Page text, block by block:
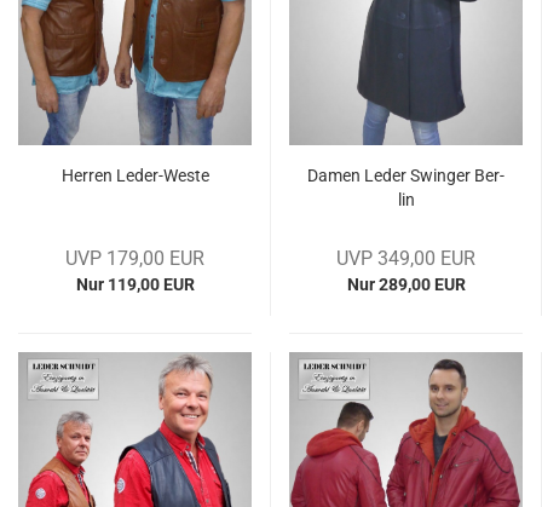
Her­ren Leder-​​Weste
UVP 179,00 EUR
Nur 119,00 EUR
Damen Leder Swin­ger Ber­
lin
UVP 349,00 EUR
Nur 289,00 EUR